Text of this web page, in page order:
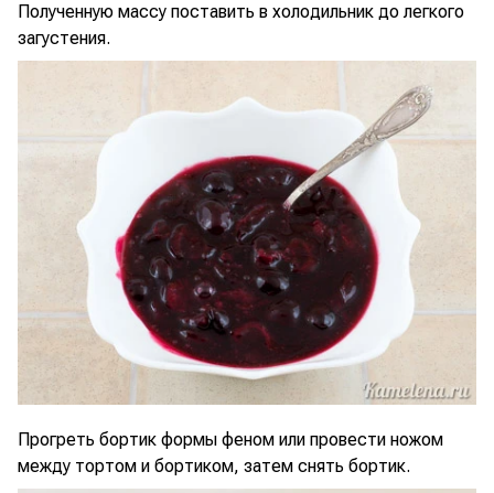
Полученную массу поставить в холодильник до легкого
загустения.
Прогреть бортик формы феном или провести ножом
между тортом и бортиком, затем снять бортик.